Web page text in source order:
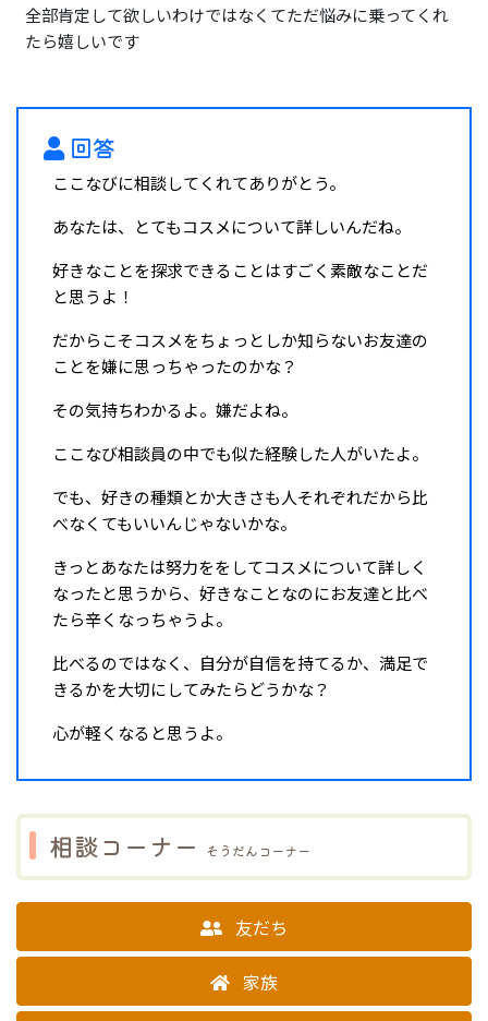
全部肯定して欲しいわけではなくてただ悩みに乗ってくれ
たら嬉しいです
回答
ここなびに相談してくれてありがとう。
あなたは、とてもコスメについて詳しいんだね。
好きなことを探求できることはすごく素敵なことだ
と思うよ！
だからこそコスメをちょっとしか知らないお友達の
ことを嫌に思っちゃったのかな？
その気持ちわかるよ。嫌だよね。
ここなび相談員の中でも似た経験した人がいたよ。
でも、好きの種類とか大きさも人それぞれだから比
べなくてもいいんじゃないかな。
きっとあなたは努力ををしてコスメについて詳しく
なったと思うから、好きなことなのにお友達と比べ
たら辛くなっちゃうよ。
比べるのではなく、自分が自信を持てるか、満足で
きるかを大切にしてみたらどうかな？
心が軽くなると思うよ。
相談コーナー そうだんコーナー
友だち
家族